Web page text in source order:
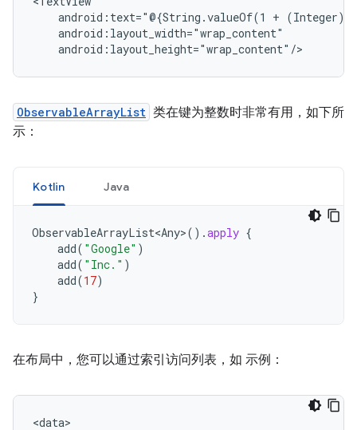
android:text="@{String.valueOf(1
+
ObservableArrayList 类在键为整数时非常有用，如下所
示：
Kotlin Java
ObservableArrayList<Any>().apply {
add( "Google" )
add( "Inc." )
add(17)
}
在布局中，您可以通过索引访问列表，如 示例：